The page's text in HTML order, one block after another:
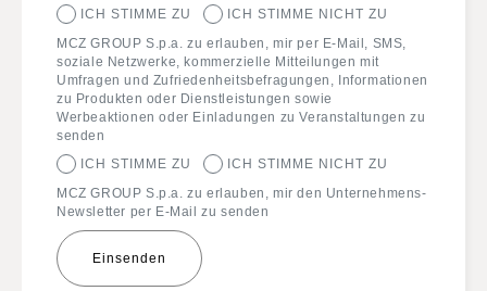
ICH STIMME ZU
ICH STIMME NICHT ZU
MCZ GROUP S.p.a. zu erlauben, mir per E-Mail, SMS,
soziale Netzwerke, kommerzielle Mitteilungen mit
Umfragen und Zufriedenheitsbefragungen, Informationen
zu Produkten oder Dienstleistungen sowie
Werbeaktionen oder Einladungen zu Veranstaltungen zu
senden
ICH STIMME ZU
ICH STIMME NICHT ZU
MCZ GROUP S.p.a. zu erlauben, mir den Unternehmens-
Newsletter per E-Mail zu senden